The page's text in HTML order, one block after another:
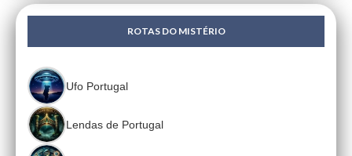
ROTAS DO MISTÉRIO
Ufo Portugal
Lendas de Portugal